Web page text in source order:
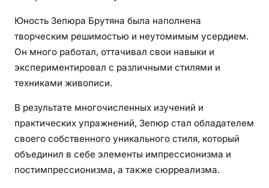
Юность Зепюра Брутяна была наполнена
творческим решимостью и неутомимым усердием.
Он много работал, оттачивал свои навыки и
экспериментировал с различными стилями и
техниками живописи.
В результате многочисленных изучений и
практических упражнений, Зепюр стал обладателем
своего собственного уникального стиля, который
объединил в себе элементы импрессионизма и
постимпрессионизма, а также сюрреализма.